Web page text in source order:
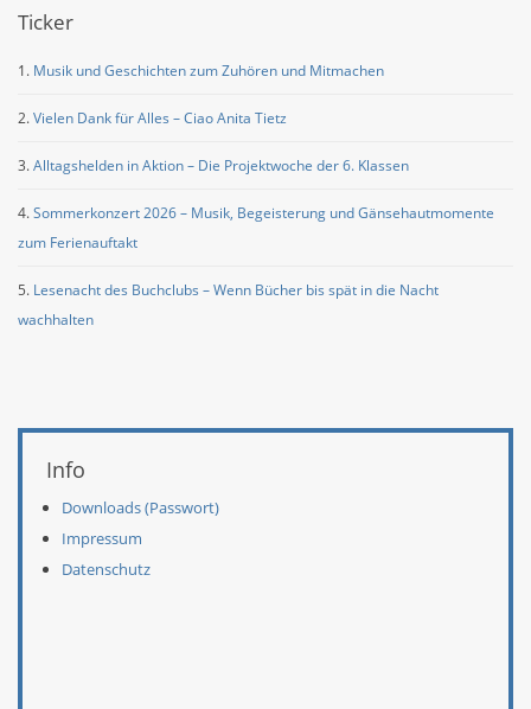
Ticker
Musik und Geschichten zum Zuhören und Mitmachen
Vielen Dank für Alles – Ciao Anita Tietz
Alltagshelden in Aktion – Die Projektwoche der 6. Klassen
Sommerkonzert 2026 – Musik, Begeisterung und Gänsehautmomente
zum Ferienauftakt
Lesenacht des Buchclubs – Wenn Bücher bis spät in die Nacht
wachhalten
Info
Downloads (Passwort)
Impressum
Datenschutz